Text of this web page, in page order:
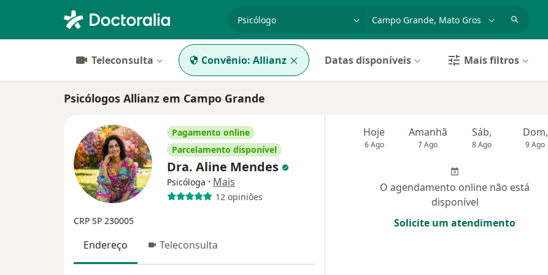
especialidade, doença ou nome
Teleconsulta Convênio: Allianz Datas disponíveis Mais filtros
Psicólogos Allianz em Campo Grande
Pagamento online
Parcelamento disponível
Dra. Aline Mendes
Psicóloga · Mais
12 opiniões
CRP SP 230005
Endereço Teleconsulta
Hoje
6 Ago
Amanhã
7 Ago
Sáb,
8 Ago
Dom,
9 Ago
O agendamento online não está
disponível
Solicite um atendimento